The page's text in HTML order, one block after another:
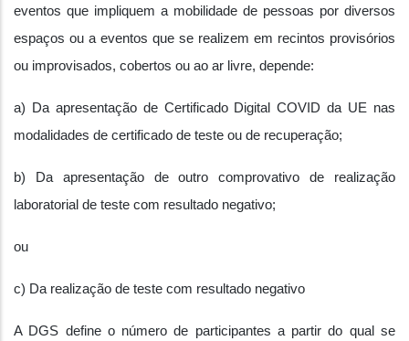
eventos que impliquem a mobilidade de pessoas por diversos
espaços ou a eventos que se realizem em recintos provisórios
ou improvisados, cobertos ou ao ar livre, depende:
a) Da apresentação de Certificado Digital COVID da UE nas
modalidades de certificado de teste ou de recuperação;
b) Da apresentação de outro comprovativo de realização
laboratorial de teste com resultado negativo;
ou
c) Da realização de teste com resultado negativo
A DGS define o número de participantes a partir do qual se